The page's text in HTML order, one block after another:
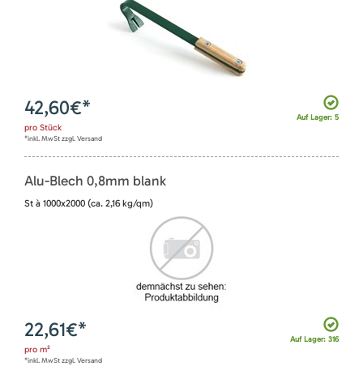
Auf Lager: 5
42,60€*
pro Stück
*inkl. MwSt zzgl. Versand
Alu-Blech 0,8mm blank
St à 1000x2000 (ca. 2,16 kg/qm)
Auf Lager: 316
22,61€*
pro m²
*inkl. MwSt zzgl. Versand